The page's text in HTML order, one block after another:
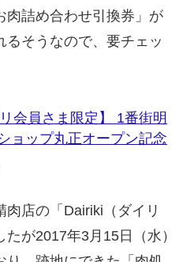
肉詰め合わせ引換券」が
るそうなので、要チェッ
会員さま限定】 1番街明
ョップ丸正オープン記念
肉店の「Dairiki（ダイリ
が2017年3月15日（水）